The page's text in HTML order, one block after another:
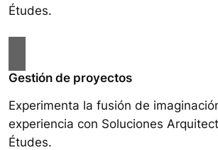
Études.
Gestión de proyectos
Experimenta la fusión de
experiencia con Soluciones
Études.